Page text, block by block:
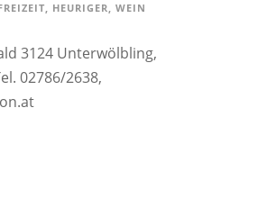
, HEURIGER, WEIN
3124 Unterwölbling,
02786/2638,